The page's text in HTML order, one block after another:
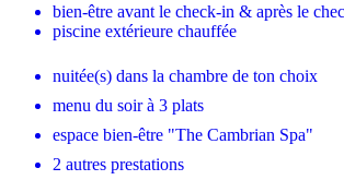
bien-être avant le check-in & après le
piscine extérieure chauffée
nuitée(s) dans la chambre de ton choix
menu du soir à 3 plats
espace bien-être "The Cambrian Spa"
2 autres prestations